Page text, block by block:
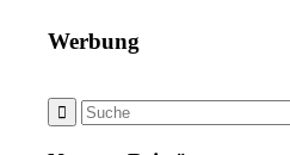
Werbung